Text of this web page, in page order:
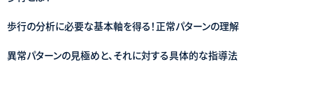
歩行の分析に必要な基本軸を得る！正常パターンの理解
異常パターンの見極めと、それに対する具体的な指導法